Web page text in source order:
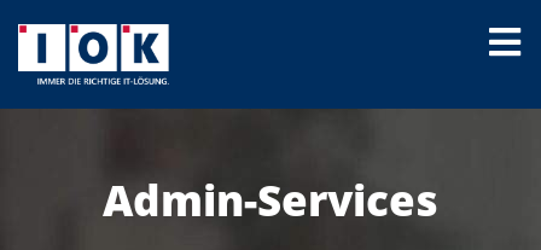
Admin-Services